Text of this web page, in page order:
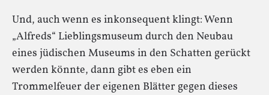
Und, auch wenn es inkonsequent klingt: Wenn
„Alfreds“ Lieblingsmuseum durch den Neubau
eines jüdischen Museums in den Schatten gerückt
werden könnte, dann gibt es eben ein
Trommelfeuer der eigenen Blätter gegen dieses